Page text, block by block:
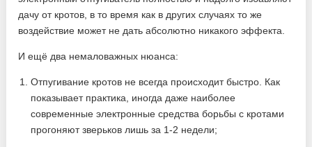
дачу от кротов, в то время как в других случаях то же
воздействие может не дать абсолютно никакого эффекта.
И ещё два немаловажных нюанса:
Отпугивание кротов не всегда происходит быстро. Как
показывает практика, иногда даже наиболее
современные электронные средства борьбы с кротами
прогоняют зверьков лишь за 1-2 недели;